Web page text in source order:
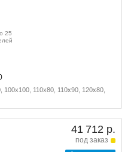
25
110x80, 110x90, 120x80,
41 712 р.
под заказ